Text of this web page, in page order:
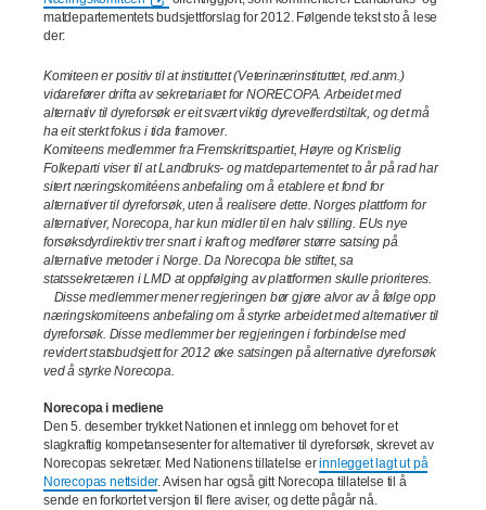
matdepartementets budsjettforslag for 2012. Følgende tekst sto å lese
der:
Komiteen er positiv til at instituttet (Veterinærinstituttet, red.anm.)
vidarefører drifta av sekretariatet for NORECOPA. Arbeidet med
alternativ til dyreforsøk er eit svært viktig dyrevelferdstiltak, og det må
ha eit sterkt fokus i tida framover.
Komiteens medlemmer fra Fremskrittspartiet, Høyre og Kristelig
Folkeparti viser til at Landbruks- og matdepartementet to år på rad har
sitert næringskomitéens anbefaling om å etablere et fond for
alternativer til dyreforsøk, uten å realisere dette. Norges plattform for
alternativer, Norecopa, har kun midler til en halv stilling. EUs nye
forsøksdyrdirektiv trer snart i kraft og medfører større satsing på
alternative metoder i Norge. Da Norecopa ble stiftet, sa
statssekretæren i LMD at oppfølging av plattformen skulle prioriteres.
Disse medlemmer mener regjeringen bør gjøre alvor av å følge opp
næringskomiteens anbefaling om å styrke arbeidet med alternativer til
dyreforsøk. Disse medlemmer ber regjeringen i forbindelse med
revidert statsbudsjett for 2012 øke satsingen på alternative dyreforsøk
ved å styrke Norecopa.
Norecopa i mediene
Den 5. desember trykket Nationen et innlegg om behovet for et
slagkraftig kompetansesenter for alternativer til dyreforsøk, skrevet av
Norecopas sekretær. Med Nationens tillatelse erinnlegget lagt ut på
Norecopas nettsider. Avisen har også gitt Norecopa tillatelse til å
sende en forkortet versjon til flere aviser, og dette pågår nå.